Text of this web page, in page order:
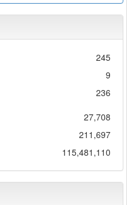
245
9
236
27,708
211,697
115,481,110